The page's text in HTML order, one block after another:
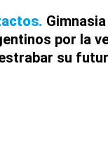
por la
su